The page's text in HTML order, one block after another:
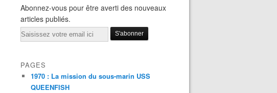
Abonnez-vous pour être averti des nouveaux
articles publiés.
Email
PAGES
1970 : La mission du sous-marin USS
QUEENFISH